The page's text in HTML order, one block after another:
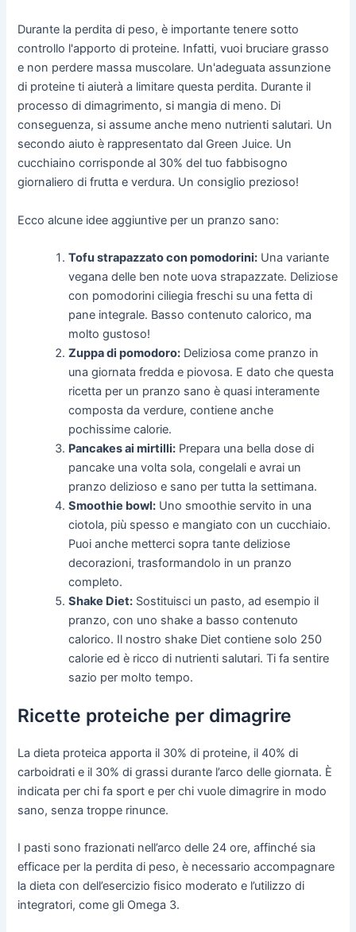
Durante la perdita di peso, è importante tenere sotto
controllo l'apporto di proteine. Infatti, vuoi bruciare grasso
e non perdere massa muscolare. Un'adeguata assunzione
di proteine ti aiuterà a limitare questa perdita. Durante il
processo di dimagrimento, si mangia di meno. Di
conseguenza, si assume anche meno nutrienti salutari. Un
secondo aiuto è rappresentato dal Green Juice. Un
cucchiaino corrisponde al 30% del tuo fabbisogno
giornaliero di frutta e verdura. Un consiglio prezioso!
Ecco alcune idee aggiuntive per un pranzo sano:
Tofu strapazzato con pomodorini: Una variante
vegana delle ben note uova strapazzate. Deliziose
con pomodorini ciliegia freschi su una fetta di
pane integrale. Basso contenuto calorico, ma
molto gustoso!
Zuppa di pomodoro: Deliziosa come pranzo in
una giornata fredda e piovosa. E dato che questa
ricetta per un pranzo sano è quasi interamente
composta da verdure, contiene anche
pochissime calorie.
Pancakes ai mirtilli: Prepara una bella dose di
pancake una volta sola, congelali e avrai un
pranzo delizioso e sano per tutta la settimana.
Smoothie bowl: Uno smoothie servito in una
ciotola, più spesso e mangiato con un cucchiaio.
Puoi anche metterci sopra tante deliziose
decorazioni, trasformandolo in un pranzo
completo.
Shake Diet: Sostituisci un pasto, ad esempio il
pranzo, con uno shake a basso contenuto
calorico. Il nostro shake Diet contiene solo 250
calorie ed è ricco di nutrienti salutari. Ti fa sentire
sazio per molto tempo.
Ricette proteiche per dimagrire
La dieta proteica apporta il 30% di proteine, il 40% di
carboidrati e il 30% di grassi durante l’arco delle giornata. È
indicata per chi fa sport e per chi vuole dimagrire in modo
sano, senza troppe rinunce.
I pasti sono frazionati nell’arco delle 24 ore, affinché sia
efficace per la perdita di peso, è necessario accompagnare
la dieta con dell’esercizio fisico moderato e l’utilizzo di
integratori, come gli Omega 3.